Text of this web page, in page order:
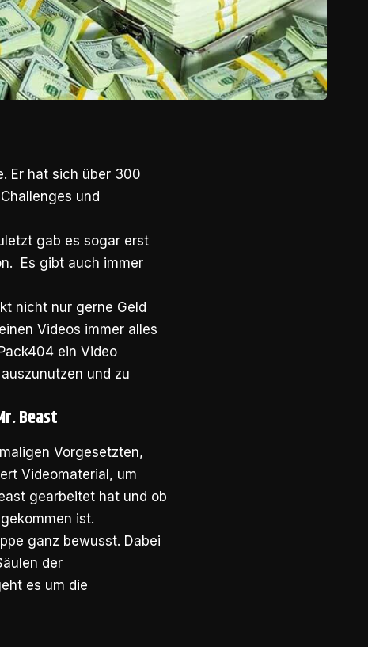
Er hat sich über 300
und
gab es sogar erst
Es gibt auch immer
nicht nur gerne Geld
Videos immer alles
ein Video
und zu
Beast
Vorgesetzten,
Videomaterial, um
gearbeitet hat und ob
ist.
ganz bewusst. Dabei
der
es um die